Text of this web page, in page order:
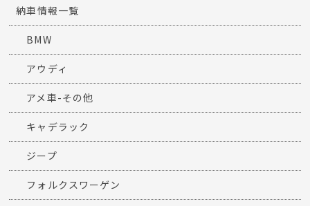
納車情報一覧
BMW
アウディ
アメ車-その他
キャデラック
ジープ
フォルクスワーゲン